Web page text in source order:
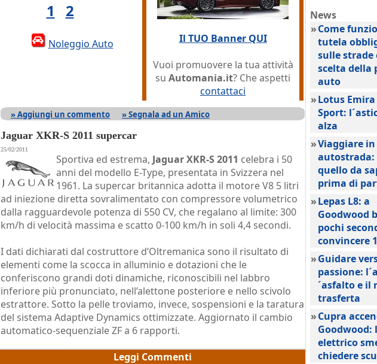
1 2
Noleggio Auto
Il TUO Banner QUI
Vuoi promuovere la tua attività
su Automania.it? Che aspetti
contattaci
» Aggiungi un commento » Segnala ad un Amico
Jaguar XKR-S 2011 supercar
25/02/2011
Sportiva ed estrema, Jaguar XKR-S 2011 celebra i 50
anni del modello E-Type, presentata in Svizzera nel
1961. La supercar britannica adotta il motore V8 5 litri
ad iniezione diretta sovralimentato con compressore volumetrico
dalla ragguardevole potenza di 550 CV, che regalano al limite: 300
km/h di velocità massima e scatto 0-100 km/h in soli 4,4 secondi.
I dati dichiarati dal costruttore d’Oltremanica sono il risultato di
elementi come la scocca in alluminio e dotazioni che le
conferiscono grandi doti dinamiche, riconoscibili nel labbro
inferiore più pronunciato, nell’alettone posteriore e nello scivolo
estrattore. Sotto la pelle troviamo, invece, sospensioni e la taratura
del sistema Adaptive Dynamics ottimizzate. Aggiornato il cambio
automatico-sequenziale ZF a 6 rapporti.
Leggi Commenti
News
»Come
tutela
sulle strade
scelta della
auto
»Lotus Emira
Sport:
alza
»Viaggiare in
quello da
prima di
»Lepas L8: a
Goodwood
pochi
convincere
»Guidare
passione:
´asfalto e il
trasferta
»Cupra
Goodwood:
elettrico
chiedere